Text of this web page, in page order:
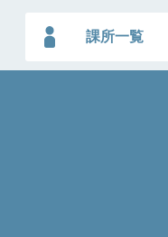
課所一覧